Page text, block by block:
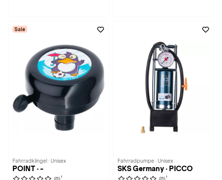
Sale
Fahrradklingel · Unisex
POINT · -
1
Fahrradpumpe · Unisex
SKS Germany · PICCO
1